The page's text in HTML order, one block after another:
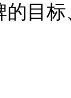
的目